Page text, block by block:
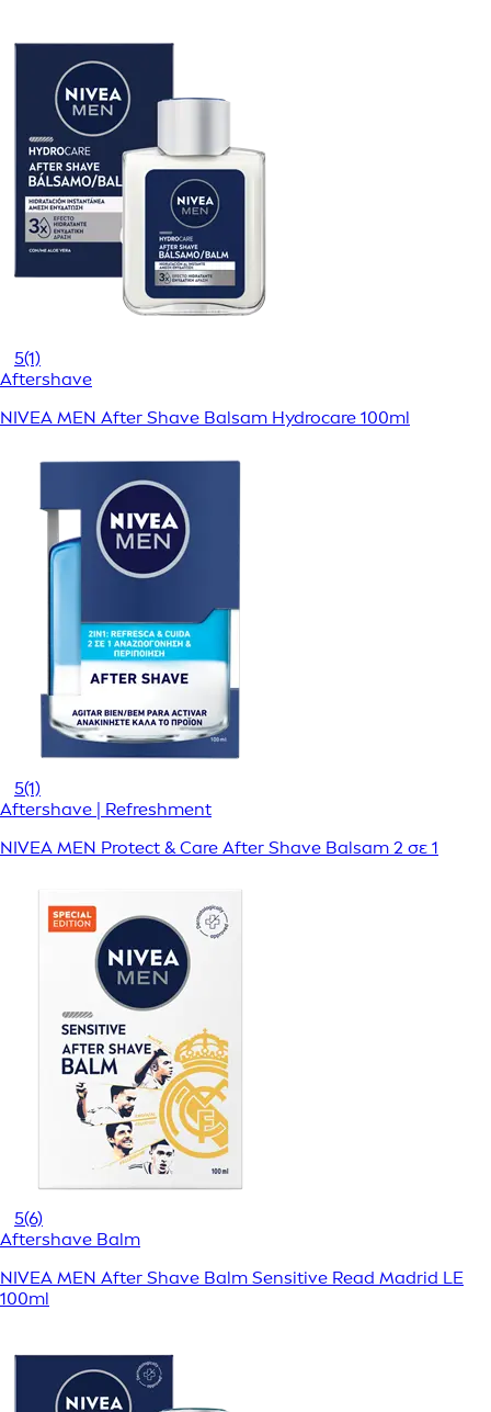
5(1)
Aftershave
NIVEA MEN After Shave Balsam Hydrocare 100ml
5(1)
Aftershave | Refreshment
NIVEA MEN Protect & Care After Shave Balsam 2 σε 1
5(6)
Aftershave Balm
NIVEA MEN After Shave Balm Sensitive Read Madrid LE
100ml